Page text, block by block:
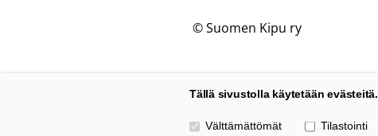
©Suomen Kipu ry
Tällä sivustolla käytetään evästeitä.
Valitse käytettävät evästeet
Välttämättömät Tilastointi